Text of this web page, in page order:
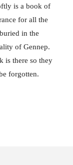
is a book of
for all the
in the
of Gennep.
is there so they
forgotten.